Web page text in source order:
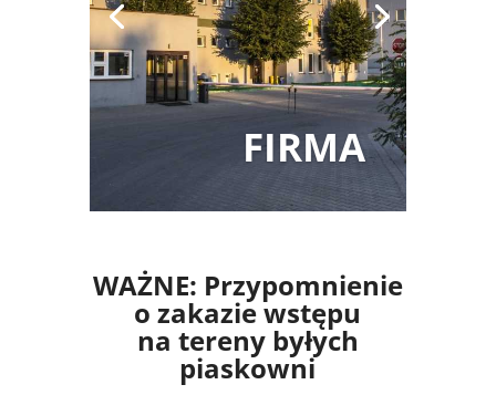
FIRMA
WAŻNE: Przypomnienie
o zakazie wstępu
na tereny byłych
piaskowni